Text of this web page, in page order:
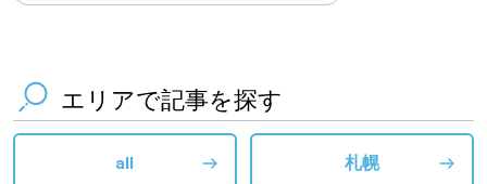
エリアで記事を探す
all 札幌